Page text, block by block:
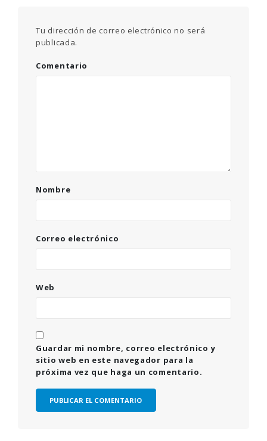
Tu dirección de correo electrónico no será
publicada.
Comentario
Nombre
Correo electrónico
Web
Guardar mi nombre, correo electrónico y
sitio web en este navegador para la
próxima vez que haga un comentario.